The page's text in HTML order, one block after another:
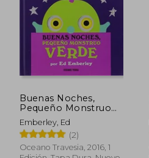
Buenas Noches,
Pequeño Monstruo
Verde
Emberley, Ed
(2)
Oceano Travesia, 2016, 1